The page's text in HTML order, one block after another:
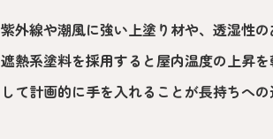
紫外線や潮風に強い上塗り材や、透湿性
遮熱系塗料を採用すると屋内温度の上昇
して計画的に手を入れることが長持ちへの